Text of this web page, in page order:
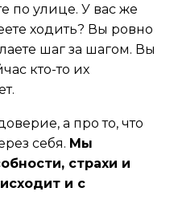
по улице. У вас же
ходить? Вы ровно
шаг за шагом. Вы
кто-то их
а про то, что
себя. Мы
страхи и
и с